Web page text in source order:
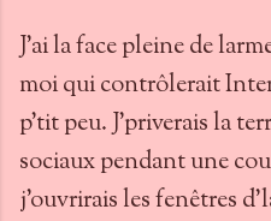
J'ai la face pleine de
moi qui contrôlerait
p'tit peu. J'priverais la
sociaux pendant une
j'ouvrirais les fenêtres